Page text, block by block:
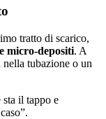
tratto di scarico,
micro-depositi. A
tubazione o un
il tappo e